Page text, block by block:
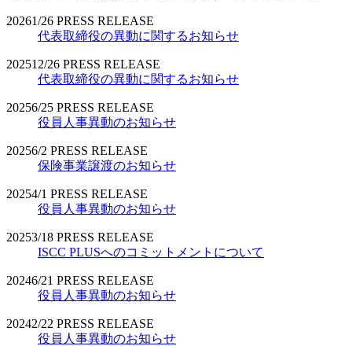
20261/26 PRESS RELEASE
代表取締役の異動に関するお知らせ
202512/26 PRESS RELEASE
代表取締役の異動に関するお知らせ
20256/25 PRESS RELEASE
役員人事異動のお知らせ
20256/2 PRESS RELEASE
保険事業譲渡のお知らせ
20254/1 PRESS RELEASE
役員人事異動のお知らせ
20253/18 PRESS RELEASE
ISCC PLUSへのコミットメントについて
20246/21 PRESS RELEASE
役員人事異動のお知らせ
20242/22 PRESS RELEASE
役員人事異動のお知らせ